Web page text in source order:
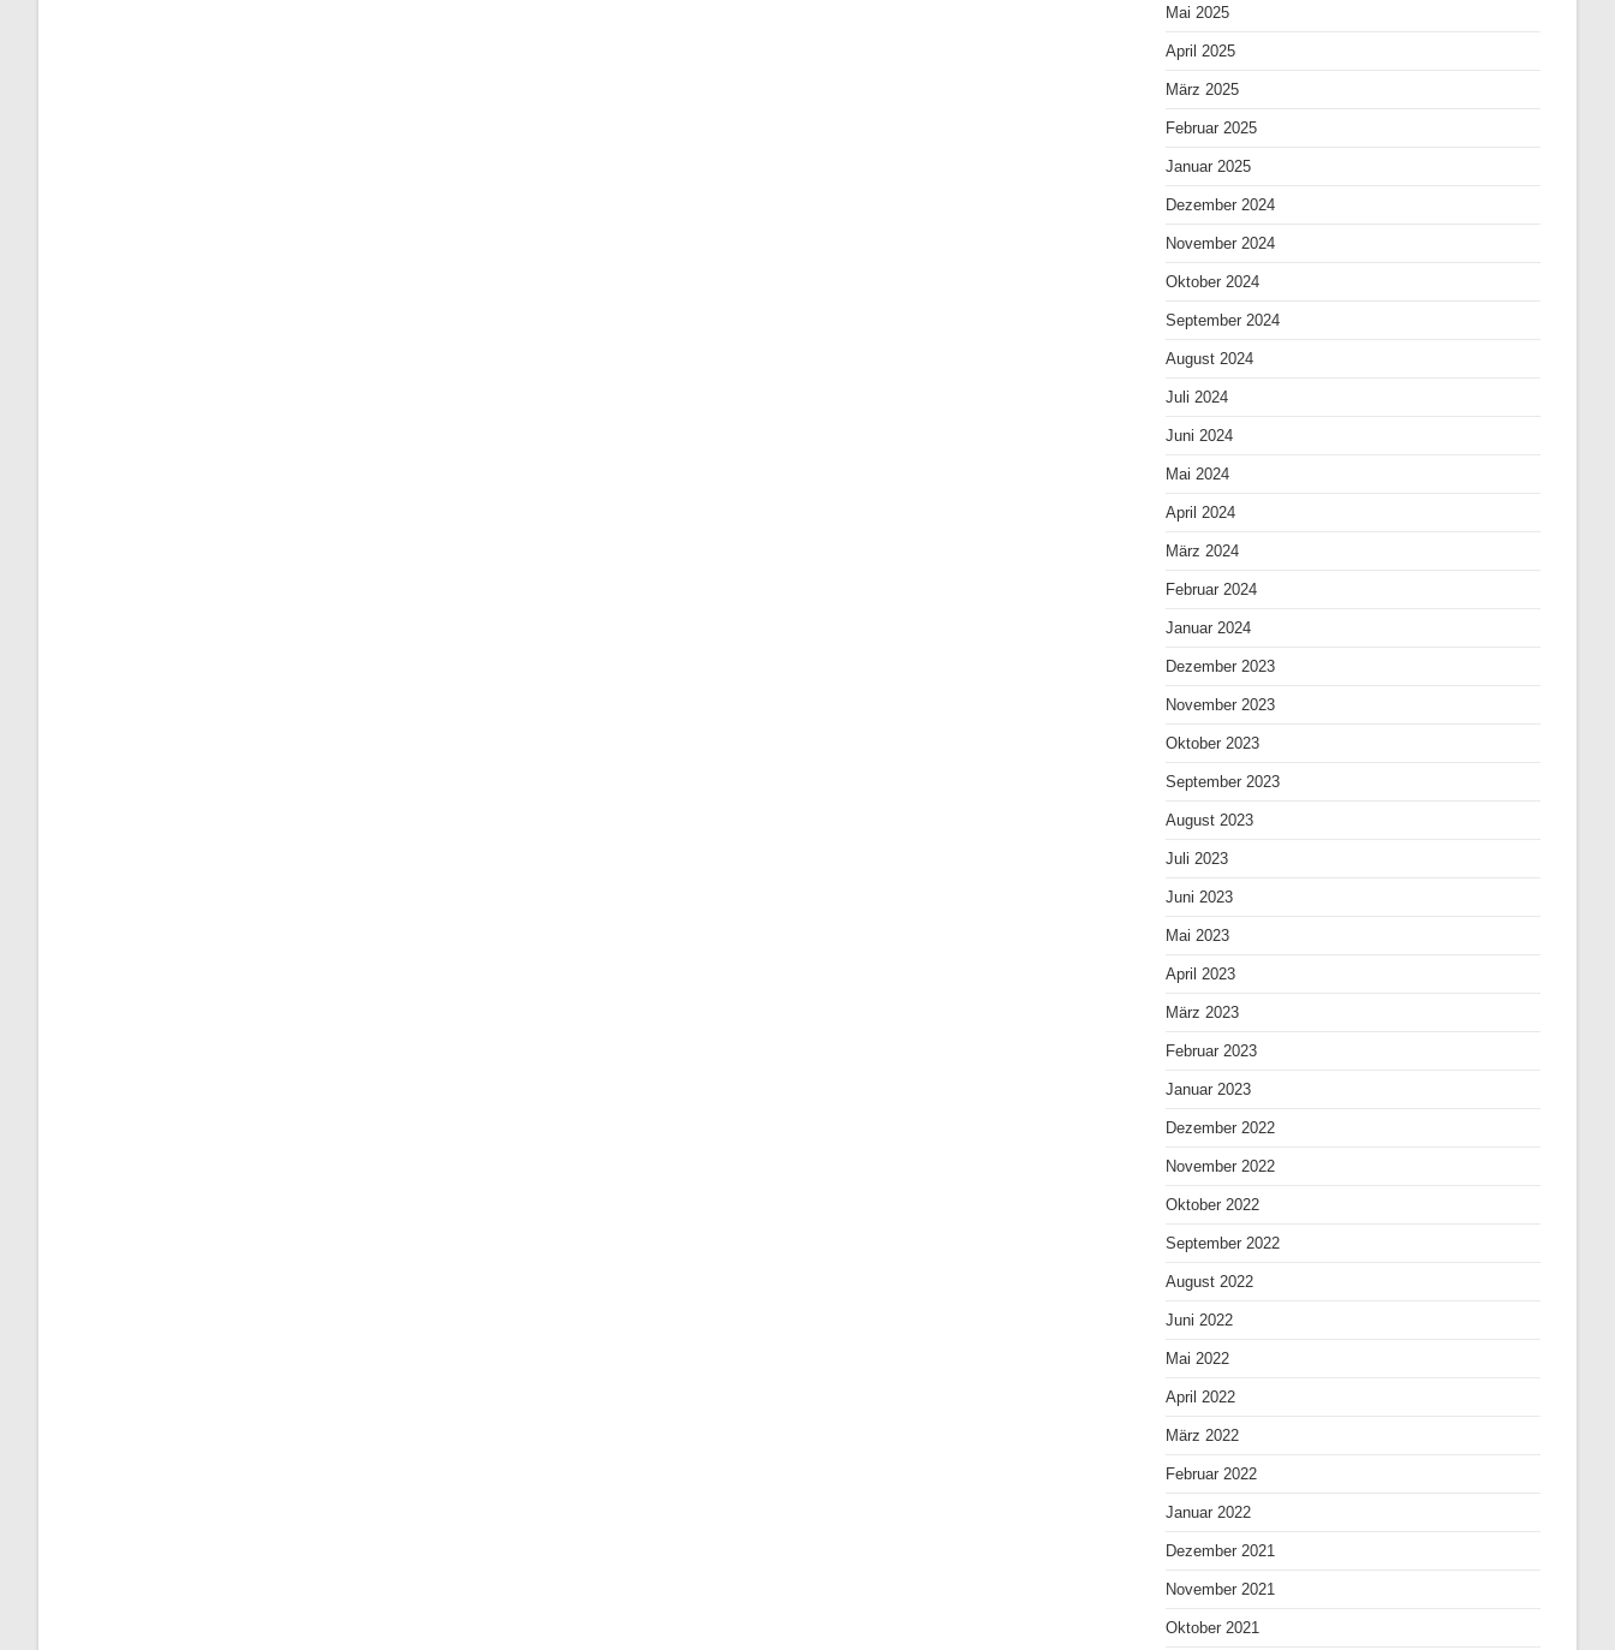
Mai 2025
April 2025
März 2025
Februar 2025
Januar 2025
Dezember 2024
November 2024
Oktober 2024
September 2024
August 2024
Juli 2024
Juni 2024
Mai 2024
April 2024
März 2024
Februar 2024
Januar 2024
Dezember 2023
November 2023
Oktober 2023
September 2023
August 2023
Juli 2023
Juni 2023
Mai 2023
April 2023
März 2023
Februar 2023
Januar 2023
Dezember 2022
November 2022
Oktober 2022
September 2022
August 2022
Juni 2022
Mai 2022
April 2022
März 2022
Februar 2022
Januar 2022
Dezember 2021
November 2021
Oktober 2021